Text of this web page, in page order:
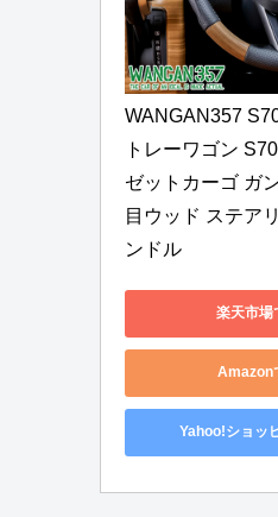
WANGAN357
トレーワゴン
ゼットカーゴ ガ
目ウッド ステア
ンドル
楽天市場
Amazon
Yahoo!ショッ